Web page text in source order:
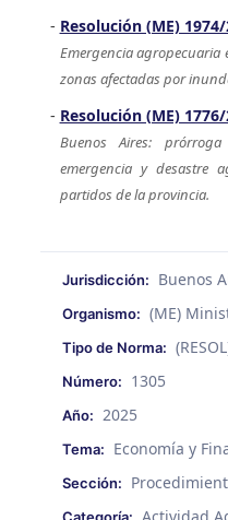
Resolución (ME)
Emergencia agropecuaria
zonas afectadas por
Resolución (ME)
Buenos Aires:
emergencia y desastre
partidos de la provincia.
Jurisdicción: Buenos
Organismo: (ME)
Tipo de Norma:
Número: 1305
Año: 2025
Tema: Economía y
Sección:
Categoría: